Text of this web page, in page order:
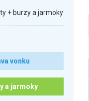
+ burzy a jarmoky
vonku
a jarmoky